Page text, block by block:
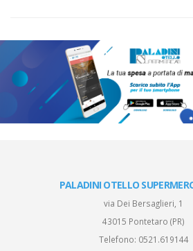
PALADINI OTELLO
via Dei Bersaglieri, 1
43015 Pontetaro (PR)
Telefono: 0521.619144